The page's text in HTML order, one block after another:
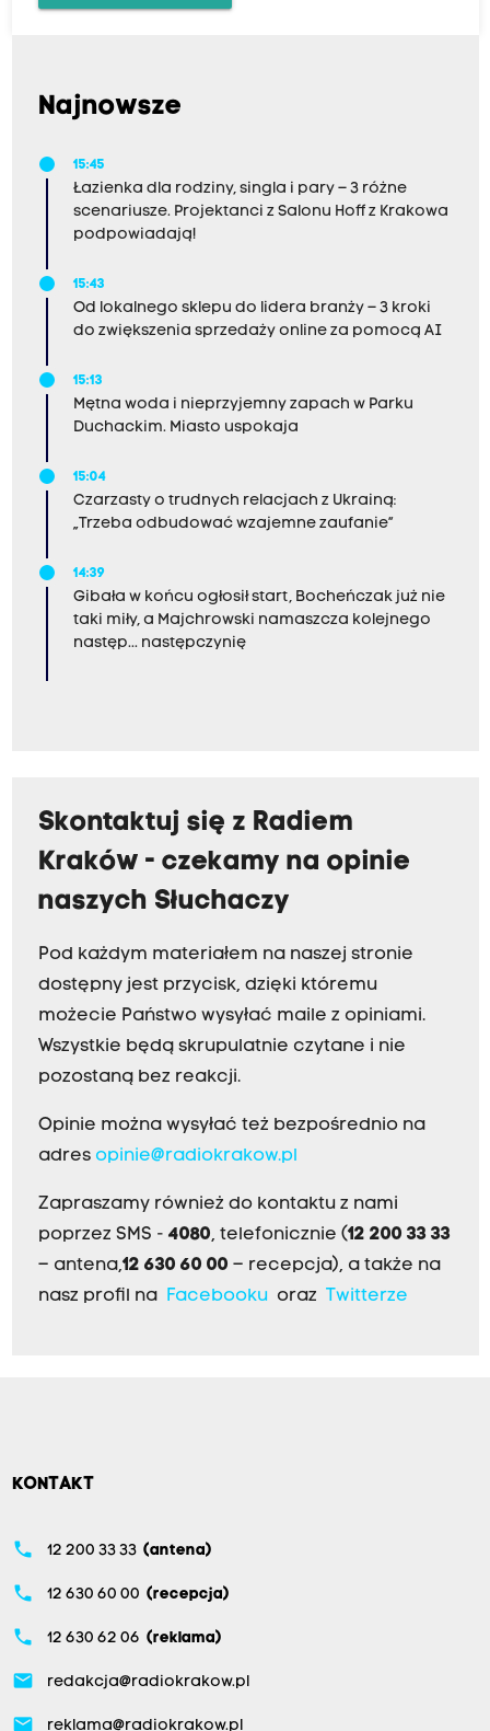
Najnowsze
15:45
Łazienka dla rodziny, singla i pary – 3 różne
scenariusze. Projektanci z Salonu Hoff z Krakowa
podpowiadają!
15:43
Od lokalnego sklepu do lidera branży – 3 kroki
do zwiększenia sprzedaży online za pomocą AI
15:13
Mętna woda i nieprzyjemny zapach w Parku
Duchackim. Miasto uspokaja
15:04
Czarzasty o trudnych relacjach z Ukrainą:
„Trzeba odbudować wzajemne zaufanie”
14:39
Gibała w końcu ogłosił start, Bocheńczak już nie
taki miły, a Majchrowski namaszcza kolejnego
następ... następczynię
Skontaktuj się z Radiem
Kraków - czekamy na opinie
naszych Słuchaczy
Pod każdym materiałem na naszej stronie
dostępny jest przycisk, dzięki któremu
możecie Państwo wysyłać maile z opiniami.
Wszystkie będą skrupulatnie czytane i nie
pozostaną bez reakcji.
Opinie można wysyłać też bezpośrednio na
adres opinie@radiokrakow.pl
Zapraszamy również do kontaktu z nami
poprzez SMS - 4080, telefonicznie (12 200 33 33
– antena,12 630 60 00 – recepcja), a także na
nasz profil na Facebookuoraz Twitterze
KONTAKT
phone 12 200 33 33 (antena)
phone 12 630 60 00 (recepcja)
phone 12 630 62 06 (reklama)
email redakcja@radiokrakow.pl
email reklama@radiokrakow.pl